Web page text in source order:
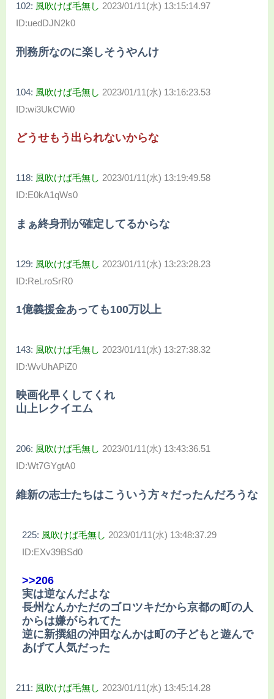
102: 風吹けば毛無し 2023/01/11(水) 13:15:14.97
ID:uedDJN2k0
刑務所なのに楽しそうやんけ
104: 風吹けば毛無し 2023/01/11(水) 13:16:23.53
ID:wi3UkCWi0
どうせもう出られないからな
118: 風吹けば毛無し 2023/01/11(水) 13:19:49.58
ID:E0kA1qWs0
まぁ終身刑が確定してるからな
129: 風吹けば毛無し 2023/01/11(水) 13:23:28.23
ID:ReLroSrR0
1億義援金あっても100万以上
143: 風吹けば毛無し 2023/01/11(水) 13:27:38.32
ID:WvUhAPiZ0
映画化早くしてくれ
山上レクイエム
206: 風吹けば毛無し 2023/01/11(水) 13:43:36.51
ID:Wt7GYgtA0
維新の志士たちはこういう方々だったんだろうな
225: 風吹けば毛無し 2023/01/11(水) 13:48:37.29
ID:EXv39BSd0
>>206
実は逆なんだよな
長州なんかただのゴロツキだから京都の町の人
からは嫌がられてた
逆に新撰組の沖田なんかは町の子どもと遊んで
あげて人気だった
211: 風吹けば毛無し 2023/01/11(水) 13:45:14.28